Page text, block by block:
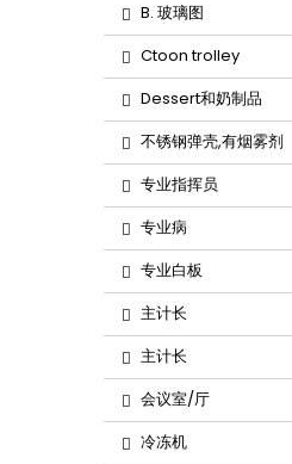
B. 玻璃图
Ctoon trolley
Dessert和奶制品
不锈钢弹壳,有烟雾剂
专业指挥员
专业病
专业白板
主计长
主计长
会议室/厅
冷冻机